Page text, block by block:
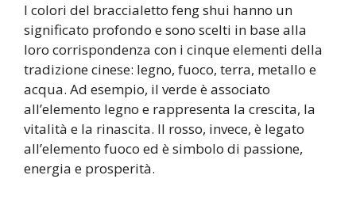
I colori del braccialetto feng shui hanno un
significato profondo e sono scelti in base alla
loro corrispondenza con i cinque elementi della
tradizione cinese: legno, fuoco, terra, metallo e
acqua. Ad esempio, il verde è associato
all’elemento legno e rappresenta la crescita, la
vitalità e la rinascita. Il rosso, invece, è legato
all’elemento fuoco ed è simbolo di passione,
energia e prosperità.